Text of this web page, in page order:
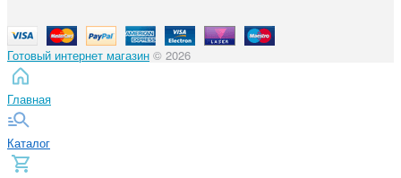
Готовый интернет магазин © 2026
Главная
Каталог